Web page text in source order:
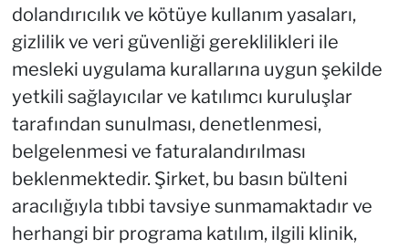
dolandırıcılık ve kötüye kullanım yasaları,
gizlilik ve veri güvenliği gereklilikleri ile
mesleki uygulama kurallarına uygun şekilde
yetkili sağlayıcılar ve katılımcı kuruluşlar
tarafından sunulması, denetlenmesi,
belgelenmesi ve faturalandırılması
beklenmektedir. Şirket, bu basın bülteni
aracılığıyla tıbbi tavsiye sunmamaktadır ve
herhangi bir programa katılım, ilgili klinik,